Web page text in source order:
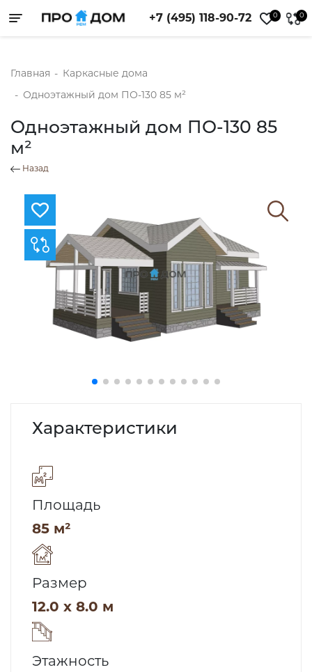
Toggle navigation +7 (495) 118-90-72 0 0
Главная - Каркасные дома
- Одноэтажный дом ПО-130 85 м²
Одноэтажный дом ПО-130 85
м²
Назад
Характеристики
Площадь
85 м²
Размер
12.0 x 8.0 м
Этажность